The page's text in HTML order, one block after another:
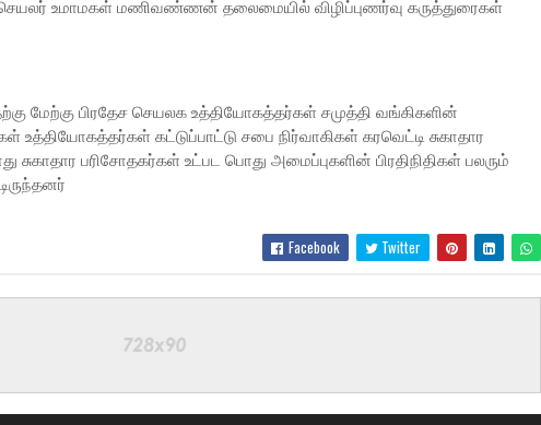
செயலர் உமாமகள் மணிவண்ணன் தலைமையில் விழிப்புணர்வு கருத்துரைகள்
மேற்கு பிரதேச செயலக உத்தியோகத்தர்கள் சமுத்தி வங்கிகளின்
கட்டுப்பாட்டு சபை நிர்வாகிகள் கரவெட்டி சுகாதார
பரிசோதகர்கள் உட்பட பொது அமைப்புகளின் பிரதிநிதிகள் பலரும்
Facebook Twitter